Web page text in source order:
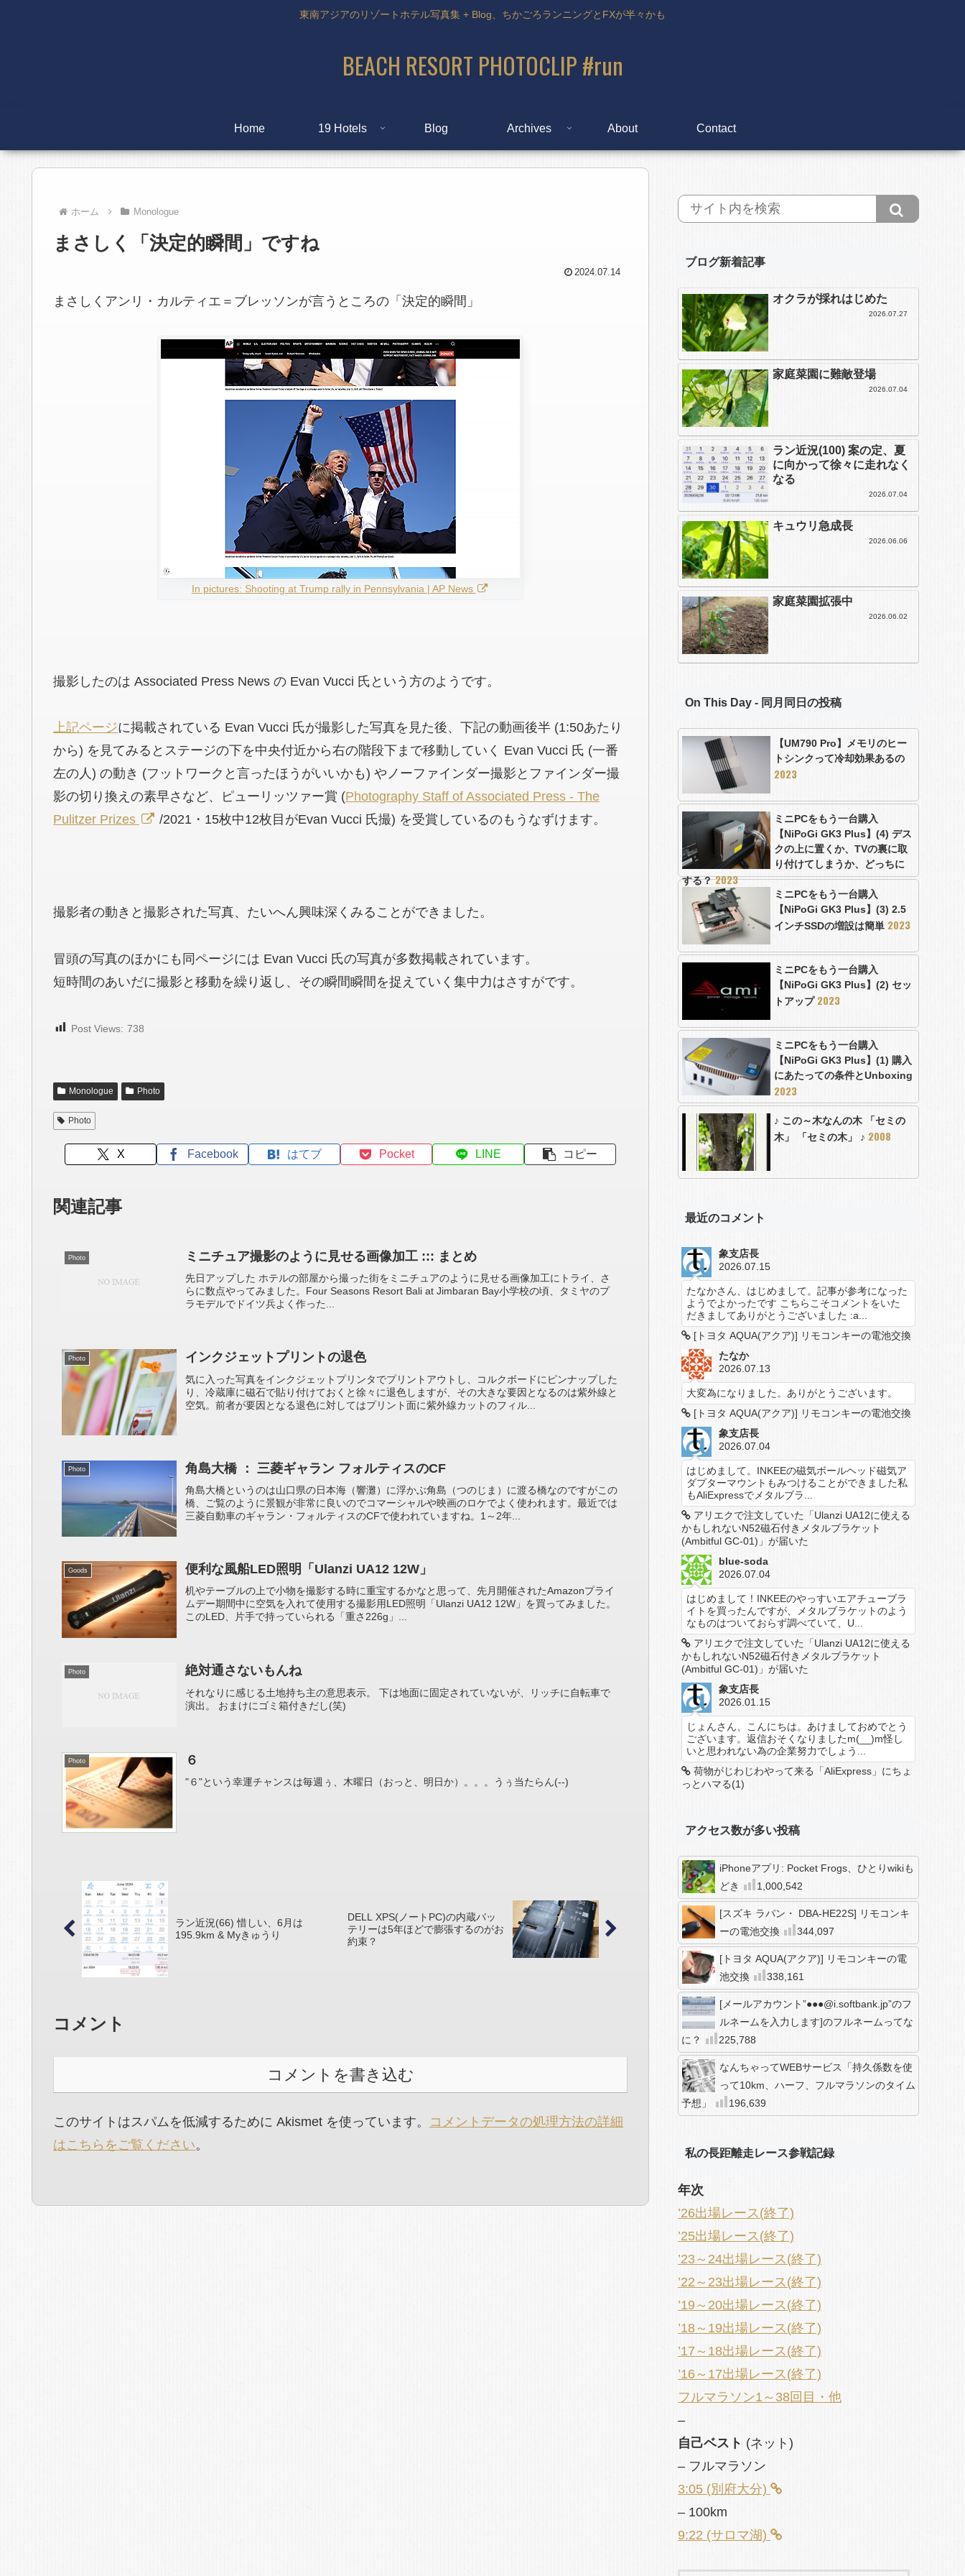
東南アジアのリゾートホテル写真集 + Blog、ちかごろランニングとFXが半々かも
BEACH RESORT PHOTOCLIP #run
Home 19 Hotels Blog Archives About Contact
ホーム Monologue
まさしく「決定的瞬間」ですね
2024.07.14
まさしくアンリ・カルティエ＝ブレッソンが言うところの「決定的瞬間」
In pictures: Shooting at Trump rally in Pennsylvania | AP News
撮影したのは Associated Press News の Evan Vucci 氏という方のようです。
上記ページに掲載されている Evan Vucci 氏が撮影した写真を見た後、下記の動画後半 (1:50あたり
から) を見てみるとステージの下を中央付近から右の階段下まで移動していく Evan Vucci 氏 (一番
左の人) の動き (フットワークと言ったほうがいいかも) やノーファインダー撮影とファインダー撮
影の切り換えの素早さなど、ピューリッツァー賞 (Photography Staff of Associated Press - The
Pulitzer Prizes
/2021・15枚中12枚目がEvan Vucci 氏撮) を受賞しているのもうなずけます。
撮影者の動きと撮影された写真、たいへん興味深くみることができました。
冒頭の写真のほかにも同ページには Evan Vucci 氏の写真が多数掲載されています。
短時間のあいだに撮影と移動を繰り返し、その瞬間瞬間を捉えていく集中力はさすがです。
Post Views: 738
Monologue Photo
Photo
X Facebook はてブ Pocket LINE コピー
関連記事
Photo ミニチュア撮影のように見せる画像加工 ::: まとめ
先日アップした ホテルの部屋から撮った街をミニチュアのように見せる画像加工にトライ、さ
らに数点やってみました。Four Seasons Resort Bali at Jimbaran Bay小学校の頃、タミヤのプ
ラモデルでドイツ兵よく作った...
Photo インクジェットプリントの退色
気に入った写真をインクジェットプリンタでプリントアウトし、コルクボードにピンナップした
り、冷蔵庫に磁石で貼り付けておくと徐々に退色しますが、その大きな要因となるのは紫外線と
空気。前者が要因となる退色に対してはプリント面に紫外線カットのフィル...
Photo 角島大橋 ： 三菱ギャラン フォルティスのCF
角島大橋というのは山口県の日本海（響灘）に浮かぶ角島（つのじま）に渡る橋なのですがこの
橋、ご覧のように景観が非常に良いのでコマーシャルや映画のロケでよく使われます。最近では
三菱自動車のギャラン・フォルティスのCFで使われていますね。1～2年...
Goods 便利な風船LED照明「Ulanzi UA12 12W」
机やテーブルの上で小物を撮影する時に重宝するかなと思って、先月開催されたAmazonプライ
ムデー期間中に空気を入れて使用する撮影用LED照明「Ulanzi UA12 12W」を買ってみました。
このLED、片手で持っていられる「重さ226g」...
Photo 絶対通さないもんね
それなりに感じる土地持ち主の意思表示。 下は地面に固定されていないが、リッチに自転車で
演出。 おまけにゴミ箱付きだし(笑)
Photo ６
"６"という幸運チャンスは毎週ぅ、木曜日（おっと、明日か）。。。うぅ当たらん(--)
ラン近況(66) 惜しい、6月は
195.9km & Myきゅうり
DELL XPS(ノートPC)の内蔵バッ
テリーは5年ほどで膨張するのがお
約束？
コメント
コメントを書き込む
このサイトはスパムを低減するために Akismet を使っています。
コメントデータの処理方法の詳細
はこちらをご覧ください。
ブログ新着記事
オクラが採れはじめた
2026.07.27
家庭菜園に難敵登場
2026.07.04
ラン近況(100) 案の定、夏
に向かって徐々に走れなく
なる
2026.07.04
キュウリ急成長
2026.06.06
家庭菜園拡張中
2026.06.02
On This Day - 同月同日の投稿
【UM790 Pro】メモリのヒー
トシンクって冷却効果あるの
2023
ミニPCをもう一台購入
【NiPoGi GK3 Plus】(4) デス
クの上に置くか、TVの裏に取
り付けてしまうか、どっちに
する？2023
ミニPCをもう一台購入
【NiPoGi GK3 Plus】(3) 2.5
インチSSDの増設は簡単 2023
ミニPCをもう一台購入
【NiPoGi GK3 Plus】(2) セッ
トアップ 2023
ミニPCをもう一台購入
【NiPoGi GK3 Plus】(1) 購入
にあたっての条件とUnboxing
2023
♪ この～木なんの木 「セミの
木」 「セミの木」 ♪ 2008
最近のコメント
象支店長
2026.07.15
たなかさん、はじめまして。記事が参考になった
ようでよかったです こちらこそコメントをいた
だきましてありがとうございました :a...
[トヨタ AQUA(アクア)] リモコンキーの電池交換
たなか
2026.07.13
大変為になりました。ありがとうございます。
[トヨタ AQUA(アクア)] リモコンキーの電池交換
象支店長
2026.07.04
はじめまして。INKEEの磁気ボールヘッド磁気ア
ダプターマウントもみつけることができました私
もAliExpressでメタルブラ...
アリエクで注文していた「Ulanzi UA12に使える
かもしれないN52磁石付きメタルブラケット
(Ambitful GC-01)」が届いた
blue-soda
2026.07.04
はじめまして！INKEEのやっすいエアチューブラ
イトを買ったんですが、メタルブラケットのよう
なものはついておらず調べていて、U...
アリエクで注文していた「Ulanzi UA12に使える
かもしれないN52磁石付きメタルブラケット
(Ambitful GC-01)」が届いた
象支店長
2026.01.15
じょんさん、こんにちは。あけましておめでとう
ございます。返信おそくなりましたm(__)m怪し
いと思われない為の企業努力でしょう...
荷物がじわじわやって来る「AliExpress」にちょ
っとハマる(1)
アクセス数が多い投稿
iPhoneアプリ: Pocket Frogs、ひとりwikiも
どき
1,000,542
[スズキ ラパン・ DBA-HE22S] リモコンキ
ーの電池交換
344,097
[トヨタ AQUA(アクア)] リモコンキーの電
池交換
338,161
[メールアカウント”●●●@i.softbank.jp”のフ
ルネームを入力します]のフルネームってな
に？
225,788
なんちゃってWEBサービス「持久係数を使
って10km、ハーフ、フルマラソンのタイム
予想」
196,639
私の長距離走レース参戦記録
年次
’26出場レース(終了)
’25出場レース(終了)
’23～24出場レース(終了)
’22～23出場レース(終了)
’19～20出場レース(終了)
’18～19出場レース(終了)
’17～18出場レース(終了)
’16～17出場レース(終了)
フルマラソン1～38回目・他
–
自己ベスト (ネット)
– フルマラソン
3:05 (別府大分)
– 100km
9:22 (サロマ湖)